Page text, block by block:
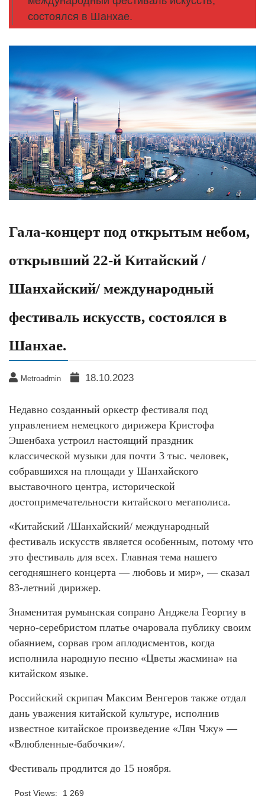
состоялся в Шанхае.
Гала-концерт под открытым небом,
открывший 22-й Китайский /
Шанхайский/ международный
фестиваль искусств, состоялся в
Шанхае.
Metroadmin 18.10.2023
Недавно созданный оркестр фестиваля под
управлением немецкого дирижера Кристофа
Эшенбаха устроил настоящий праздник
классической музыки для почти 3 тыс. человек,
собравшихся на площади у Шанхайского
выставочного центра, исторической
достопримечательности китайского мегаполиса.
«Китайский /Шанхайский/ международный
фестиваль искусств является особенным, потому что
это фестиваль для всех. Главная тема нашего
сегодняшнего концерта — любовь и мир», — сказал
83-летний дирижер.
Знаменитая румынская сопрано Анджела Георгиу в
черно-серебристом платье очаровала публику своим
обаянием, сорвав гром аплодисментов, когда
исполнила народную песню «Цветы жасмина» на
китайском языке.
Российский скрипач Максим Венгеров также отдал
дань уважения китайской культуре, исполнив
известное китайское произведение «Лян Чжу» —
«Влюбленные-бабочки»/.
Фестиваль продлится до 15 ноября.
Post Views: 1 269